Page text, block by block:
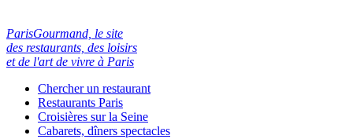
ParisGourmand, le site
des restaurants, des loisirs
et de l'art de vivre à Paris
Chercher un restaurant
Restaurants Paris
Croisières sur la Seine
Cabarets, dîners spectacles